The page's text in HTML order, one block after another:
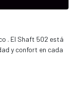
. El Shaft 502 está
y confort en cada